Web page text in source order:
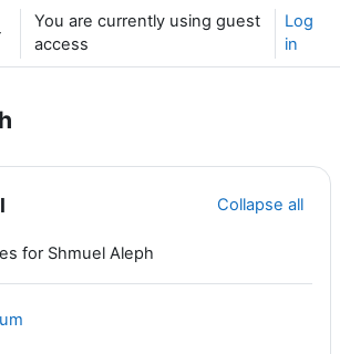
input
You are currently using guest
access
Log
in
Collapse all
for Shmuel Aleph